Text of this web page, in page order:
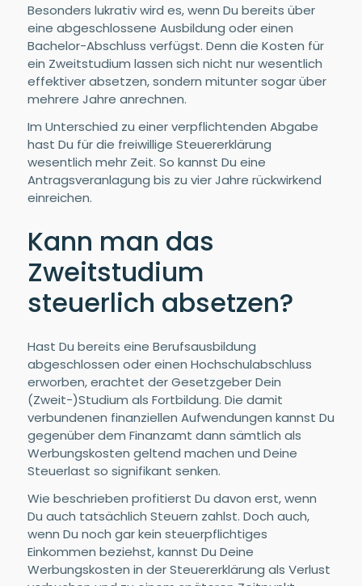
Besonders lukrativ wird es, wenn Du bereits über
eine abgeschlossene Ausbildung oder einen
Bachelor-Abschluss verfügst. Denn die Kosten für
ein Zweitstudium lassen sich nicht nur wesentlich
effektiver absetzen, sondern mitunter sogar über
mehrere Jahre anrechnen.
Im Unterschied zu einer verpflichtenden Abgabe
hast Du für die freiwillige Steuererklärung
wesentlich mehr Zeit. So kannst Du eine
Antragsveranlagung bis zu vier Jahre rückwirkend
einreichen.
Kann man das
Zweitstudium
steuerlich absetzen?
Hast Du bereits eine Berufsausbildung
abgeschlossen oder einen Hochschulabschluss
erworben, erachtet der Gesetzgeber Dein
(Zweit-)Studium als Fortbildung. Die damit
verbundenen finanziellen Aufwendungen kannst Du
gegenüber dem Finanzamt dann sämtlich als
Werbungskosten geltend machen und Deine
Steuerlast so signifikant senken.
Wie beschrieben profitierst Du davon erst, wenn
Du auch tatsächlich Steuern zahlst. Doch auch,
wenn Du noch gar kein steuerpflichtiges
Einkommen beziehst, kannst Du Deine
Werbungskosten in der Steuererklärung als Verlust